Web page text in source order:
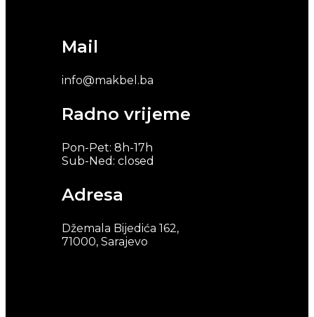
Mail
info@makbel.ba
Radno vrijeme
Pon-Pet: 8h-17h
Sub-Ned: closed
Adresa
Džemala Bijedića 162,
71000, Sarajevo